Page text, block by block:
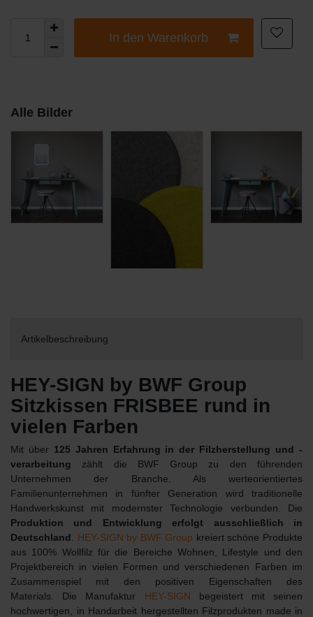
In den Warenkorb
Alle Bilder
Artikelbeschreibung
HEY-SIGN by BWF Group
Sitzkissen FRISBEE rund in
vielen Farben
Mit über 125 Jahren Erfahrung in der Filzherstellung und -
verarbeitung zählt die BWF Group zu den führenden
Unternehmen der Branche. Als werteorientiertes
Familienunternehmen in fünfter Generation wird traditionelle
Handwerkskunst mit modernster Technologie verbunden. Die
Produktion und Entwicklung erfolgt ausschließlich in
Deutschland
HEY-SIGN by BWF Group kreiert schöne Produkte
aus 100% Wollfilz für die Bereiche Wohnen, Lifestyle und den
Projektbereich in vielen Formen und verschiedenen Farben im
Zusammenspiel mit den positiven Eigenschaften des
Materials. Die Manufaktur HEY-SIGN begeistert mit seinen
hochwertigen, in Handarbeit hergestellten Filzprodukten made in